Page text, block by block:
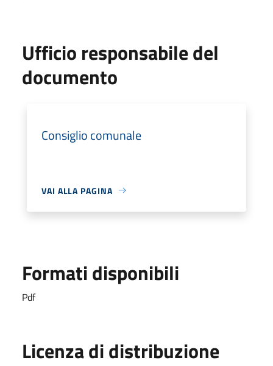
Ufficio responsabile del
documento
Consiglio comunale
VAI ALLA PAGINA
Formati disponibili
Pdf
Licenza di distribuzione